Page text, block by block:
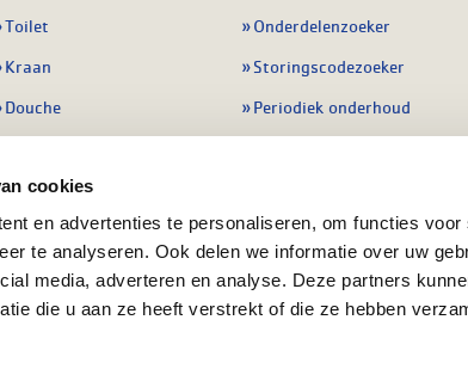
cookies
en advertenties te personaliseren, om functies voor
te analyseren. Ook delen we informatie over uw
media, adverteren en analyse. Deze partners
die u aan ze heeft verstrekt of die ze hebben
Toilet
Kraan
Douche
Badmeubel
Afvoeren
Alle sanitair
Onderdelenzoeker
Storingscodezoeker
Periodiek onderhoud
Preventie & detectie
Alle onderdelen